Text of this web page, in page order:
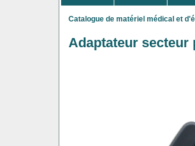
Catalogue de matériel médical et
Adaptateur secteur